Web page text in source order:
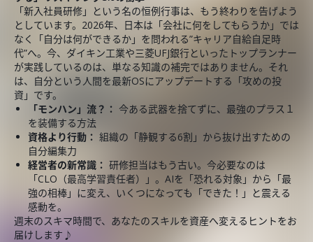
「新入社員研修」という名の恒例行事は、もう終わりを告げよう
としています。2026年、日本は「会社に何をしてもらうか」では
なく「自分は何ができるか」を問われる”キャリア自給自足時
代”へ。今、ダイキン工業や三菱UFJ銀行といったトップランナー
が実践しているのは、単なる知識の補完ではありません。それ
は、自分という人間を最新OSにアップデートする「攻めの投
資」です。
「モンハン」流？： 今ある武器を捨てずに、最強のプラス１
を装備する方法
資格より行動： 組織の「静観する6割」から抜け出すための
自分編集力
経営者の新常識： 研修担当はもう古い。今必要なのは
「CLO（最高学習責任者）」。AIを「恐れる対象」から「最
強の相棒」に変え、いくつになっても「できた！」と震える
感動を。
週末のスキマ時間で、あなたのスキルを資産へ変えるヒントをお
届けします♪